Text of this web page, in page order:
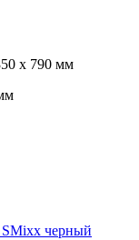
х 790 мм
SMixx черный